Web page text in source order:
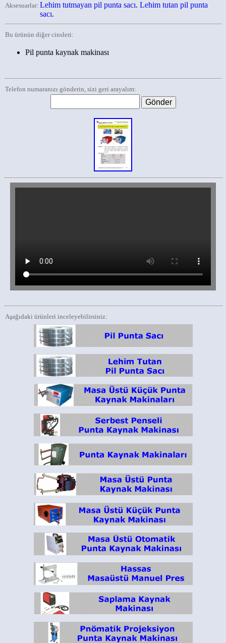
Aksesuarlar: Lehim tutmayan pil punta sacı. Lehim tutan pil punta
sacı.
Bu ürünün diğer cinsleri:
Pil punta kaynak makinası
Telefon numaranızı gönderin, sizi geri arayalım:
Aşağıdaki ürünleri inceleyebilirsiniz: